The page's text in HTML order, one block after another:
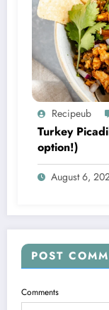
Recipeub
Turkey
option!)
August 6,
POST
Comments